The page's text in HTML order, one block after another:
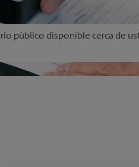
público disponible cerca de